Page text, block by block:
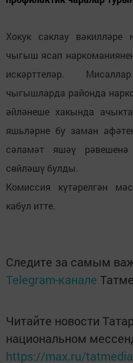
Хокук саклау вәкилләре
чыгыш ясап
искәрттеләр.
чыгышларда районда
әйләнеше хакында
яшьләрне бу заман
сәламәт яшәү
сөйләшү булды.
Комиссия күтәрелгән
кабул итте.
Следите за самым
Telegram-канале
Читайте новости
национальном
https://max.ru/tatmedia